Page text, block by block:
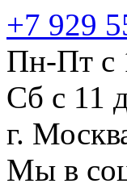
+7 929
Пн-Пт с
Сб с 11
г.
Мы в